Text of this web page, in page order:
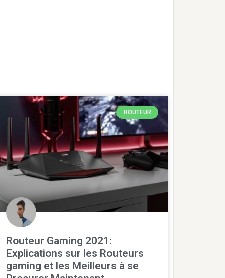
ROUTEUR
Routeur Gaming 2021:
Explications sur les Routeurs
gaming et les Meilleurs à se